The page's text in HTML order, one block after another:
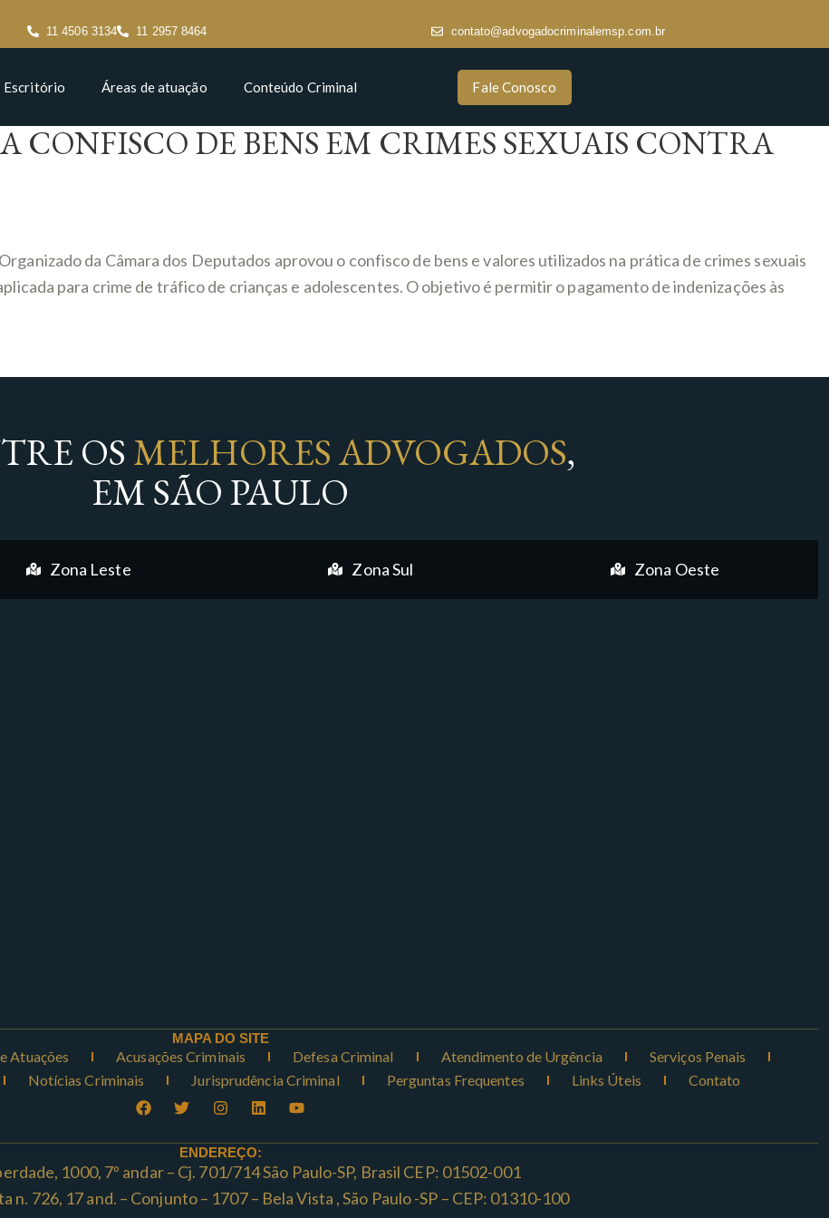
11 4506 3134 11 2957 8464 contato@advogadocriminalemsp.com.br
Escritório Áreas de atuação Conteúdo Criminal Fale Conosco
CONFISCO DE BENS EM CRIMES SEXUAIS CONTRA
da Câmara dos Deputados aprovou o confisco de bens e valores utilizados na prática de crimes sexuais
para crime de tráfico de crianças e adolescentes. O objetivo é permitir o pagamento de indenizações às
OS MELHORES ADVOGADOS,
EM SÃO PAULO
Zona Leste Zona Sul Zona Oeste
MAPA DO SITE
Atuações Acusações Criminais Defesa Criminal Atendimento de Urgência
Serviços Penais
Notícias Criminais Jurisprudência Criminal Perguntas Frequentes Links Úteis Contato
ENDEREÇO:
1000, 7º andar – Cj. 701/714 São Paulo-SP, Brasil CEP: 01502-001
n. 726, 17 and. – Conjunto – 1707 – Bela Vista , São Paulo -SP – CEP: 01310-100